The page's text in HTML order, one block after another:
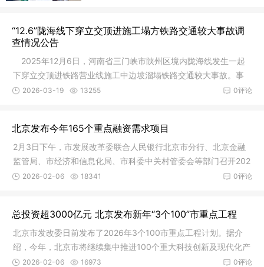
“12.6”陇海线下穿立交顶进施工塌方铁路交通较大事故调
查情况公告
2025年12月6日，河南省三门峡市陕州区境内陇海线发生一起
下穿立交顶进铁路营业线施工中边坡溜塌铁路交通较大事故。事
故发生后
0评论
2026-03-19 13255
北京发布今年165个重点融资需求项目
2月3日下午，市发展改革委联合人民银行北京市分行、北京金融
监管局、市经济和信息化局、市科委中关村管委会等部门召开202
6年北京
0评论
2026-02-06 18341
总投资超3000亿元 北京发布新年“3个100”市重点工程
北京市发改委日前发布了2026年3个100市重点工程计划。据介
绍，今年，北京市将继续集中推进100个重大科技创新及现代化产
业项目、1
0评论
2026-02-06 16973